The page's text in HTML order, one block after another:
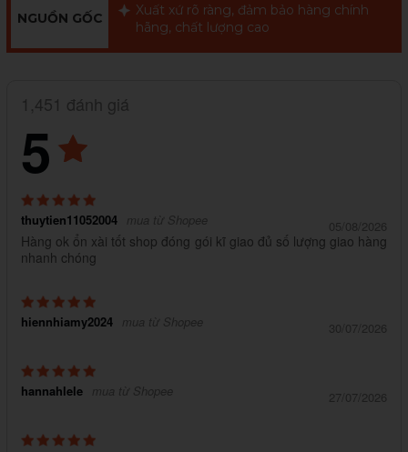
NGUỒN GỐC
Xuất xứ rõ ràng, đảm bảo hàng chính
hãng, chất lượng cao
1,451 đánh giá
5
thuytien11052004 mua từ Shopee 05/08/2026
Hàng ok ổn xài tốt shop đóng gói kĩ giao đủ số lượng giao hàng
nhanh chóng
hiennhiamy2024 mua từ Shopee 30/07/2026
hannahlele mua từ Shopee 27/07/2026